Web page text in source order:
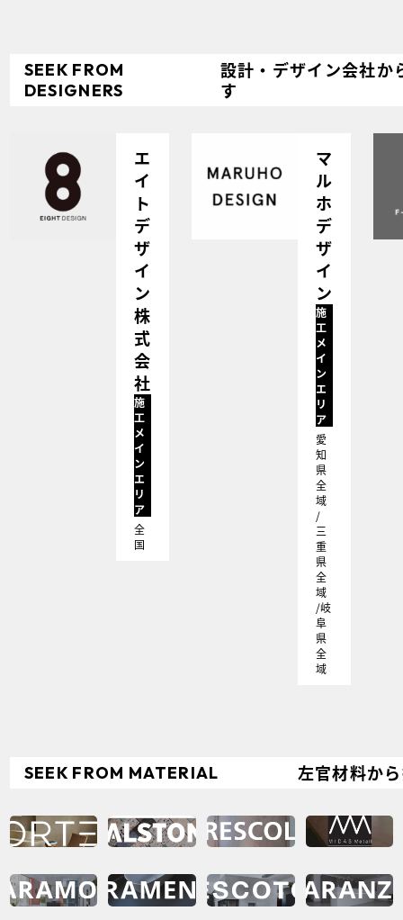
SEEK FROM
DESIGNERS
設計・ デザイン会社か
す
エ
イ
ト
デ
ザ
イ
ン
株
式
会
社
施
工
メ
イ
ン
エ
リ
ア
全
国
マ
ル
ホ
デ
ザ
イ
ン
施
工
メ
イ
ン
エ
リ
ア
愛
知
県
全
域
/
三
重
県
全
域
/岐
阜
県
全
域
SEEK FROM MATERIAL 左官材料か